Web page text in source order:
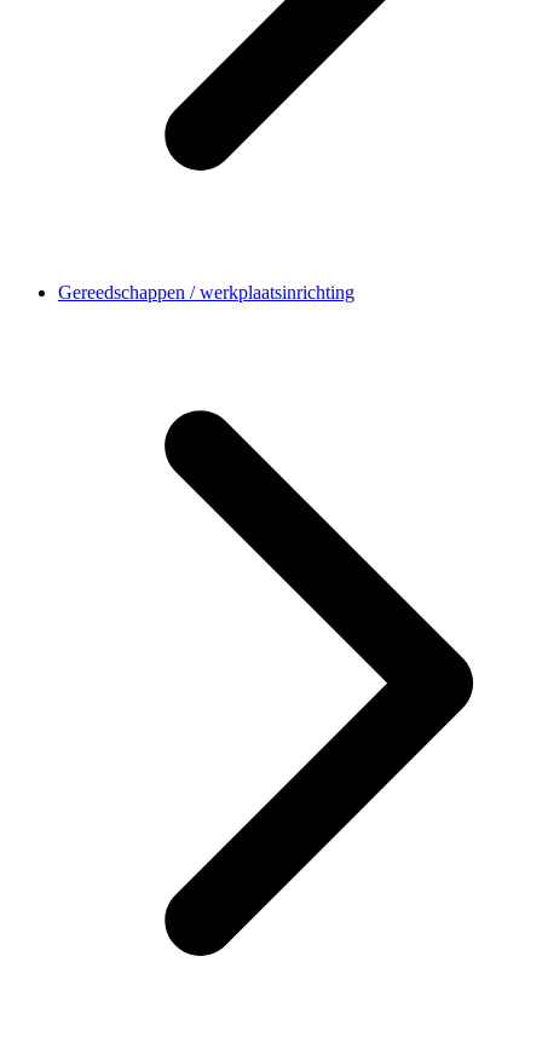
Gereedschappen / werkplaatsinrichting